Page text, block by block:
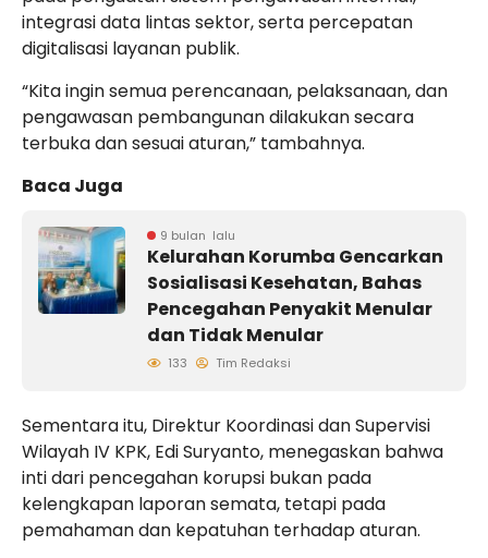
integrasi data lintas sektor, serta percepatan
digitalisasi layanan publik.
“Kita ingin semua perencanaan, pelaksanaan, dan
pengawasan pembangunan dilakukan secara
terbuka dan sesuai aturan,” tambahnya.
Baca Juga
9 bulan lalu
Kelurahan Korumba Gencarkan
Sosialisasi Kesehatan, Bahas
Pencegahan Penyakit Menular
dan Tidak Menular
133 Tim Redaksi
Sementara itu, Direktur Koordinasi dan Supervisi
Wilayah IV KPK, Edi Suryanto, menegaskan bahwa
inti dari pencegahan korupsi bukan pada
kelengkapan laporan semata, tetapi pada
pemahaman dan kepatuhan terhadap aturan.